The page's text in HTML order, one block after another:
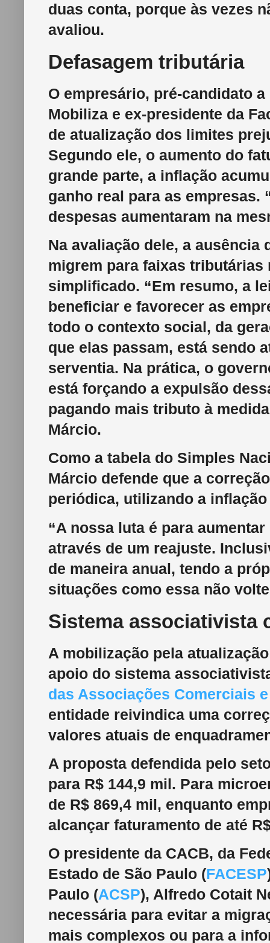
duas conta, porque às vezes
avaliou.
Defasagem tributária
O empresário, pré-candidato
Mobiliza e ex-presidente da
de atualização dos limites
Segundo ele, o aumento do
grande parte, a inflação
ganho real para as empresas.
despesas aumentaram na
Na avaliação dele, a ausência
migrem para faixas tributárias
simplificado. “Em resumo, a
beneficiar e favorecer as
todo o contexto social, da
que elas passam, está sendo
serventia. Na prática, o
está forçando a expulsão
pagando mais tributo à
Márcio.
Como a tabela do Simples
Márcio defende que a
periódica, utilizando a
“A nossa luta é para
através de um reajuste.
de maneira anual, tendo a
situações como essa não
Sistema associativista
A mobilização pela
apoio do sistema
das Associações Comerciais
entidade reivindica uma
valores atuais de
A proposta defendida pelo
para R$ 144,9 mil. Para
de R$ 869,4 mil, enquanto
alcançar faturamento de até
O presidente da CACB, da
Estado de São Paulo (FACESP
Paulo (ACSP), Alfredo Cotait
necessária para evitar a
mais complexos ou para a